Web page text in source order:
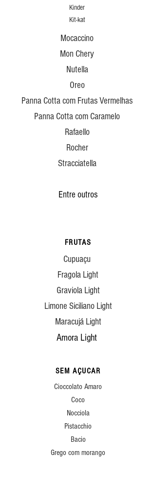
Kinder
Kit-kat
Mocaccino
Mon Chery
Nutella
Oreo
Panna Cotta com Frutas Vermelhas
Panna Cotta com Caramelo
Rafaello
Rocher
Stracciatella
Entre outros
FRUTAS
Cupuaçu
Fragola Light
Graviola Light
Limone Siciliano Light
Maracujá Light
Amora Light
SEM AÇUCAR
Cioccolato Amaro
Coco
Nocciola
Pistacchio
Bacio
Grego com morango